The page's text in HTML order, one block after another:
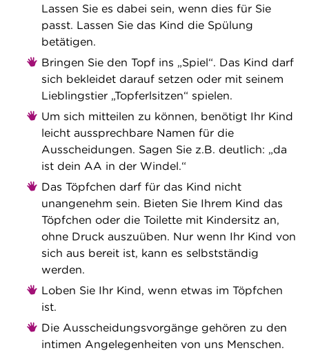
Lassen Sie es dabei sein, wenn dies für Sie
passt. Lassen Sie das Kind die Spülung
betätigen.
Bringen Sie den Topf ins „Spiel“. Das Kind darf
sich bekleidet darauf setzen oder mit seinem
Lieblingstier „Topferlsitzen“ spielen.
Um sich mitteilen zu können, benötigt Ihr Kind
leicht aussprechbare Namen für die
Ausscheidungen. Sagen Sie z.B. deutlich: „da
ist dein AA in der Windel.“
Das Töpfchen darf für das Kind nicht
unangenehm sein. Bieten Sie Ihrem Kind das
Töpfchen oder die Toilette mit Kindersitz an,
ohne Druck auszuüben. Nur wenn Ihr Kind von
sich aus bereit ist, kann es selbstständig
werden.
Loben Sie Ihr Kind, wenn etwas im Töpfchen
ist.
Die Ausscheidungsvorgänge gehören zu den
intimen Angelegenheiten von uns Menschen.